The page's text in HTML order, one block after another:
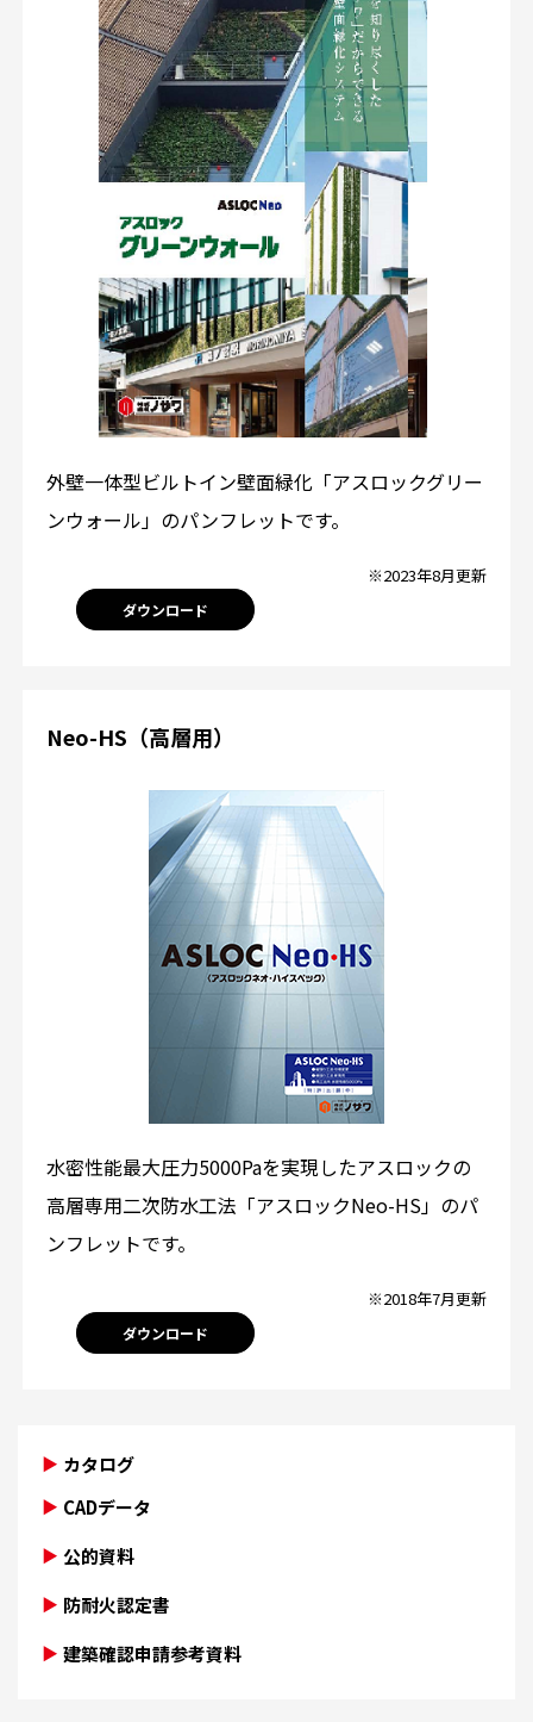
外壁一体型ビルトイン壁面緑化「アスロックグリー
ンウォール」のパンフレットです。
※2023年8月更新
ダウンロード
Neo-HS（高層用）
水密性能最大圧力5000Paを実現したアスロックの
高層専用二次防水工法「アスロックNeo-HS」のパ
ンフレットです。
※2018年7月更新
ダウンロード
カタログ
CADデータ
公的資料
防耐火認定書
建築確認申請参考資料